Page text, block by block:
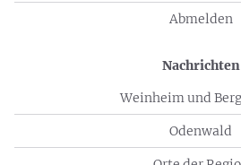
Abmelden
Nachrichten
Weinheim und
Odenwald